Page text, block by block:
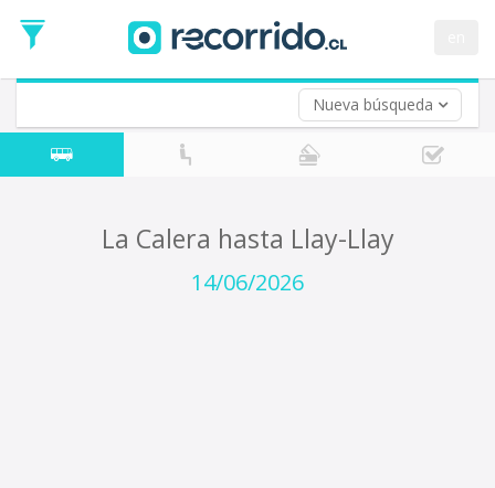
Nueva búsqueda
de
Ida
Vuelta (opcional)
Fecha
de
La Calera hasta Llay-Llay
14/06/2026